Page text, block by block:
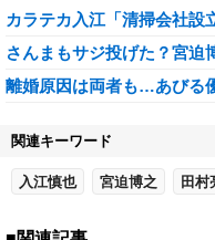
カラテカ入江「清掃会社設
さんまもサジ投げた？宮迫
離婚原因は両者も…あびる
関連キーワード
入江慎也 宮迫博之 田村